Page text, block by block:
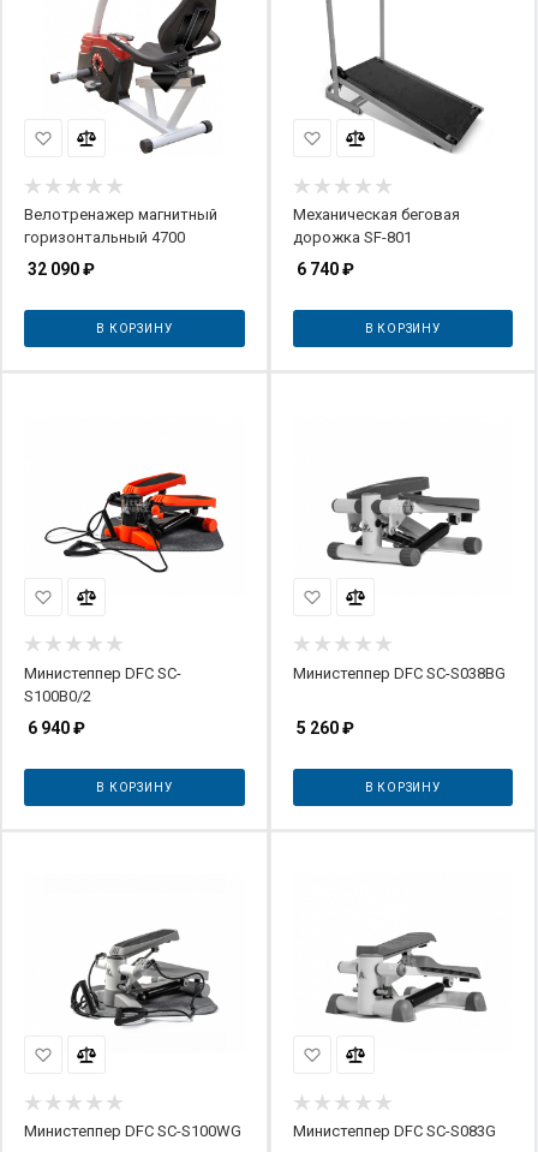
Велотренажер магнитный
горизонтальный 4700
32 090₽
В КОРЗИНУ
Механическая беговая
дорожка SF-801
6 740₽
В КОРЗИНУ
Министеппер DFC SC-
S100B0/2
6 940₽
В КОРЗИНУ
Министеппер DFC SC-S038BG
5 260₽
В КОРЗИНУ
Министеппер DFC SC-S100WG Министеппер DFC SC-S083G